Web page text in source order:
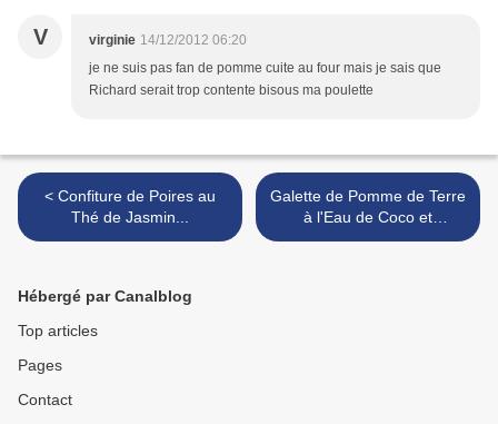
V virginie 14/12/2012 06:20
je ne suis pas fan de pomme cuite au four mais je sais que
Richard serait trop contente bisous ma poulette
< Confiture de Poires au
Thé de Jasmin...
Galette de Pomme de Terre
à l'Eau de Coco et
Coriandre / Tempura de
Hébergé par Canalblog
Top articles
Pages
Contact